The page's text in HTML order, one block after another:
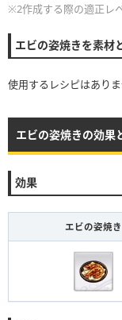
※2作成する際の適正レ
エビの姿焼きを素材
使用するレシピはあり
エビの姿焼きの効果
効果
エビの姿焼き